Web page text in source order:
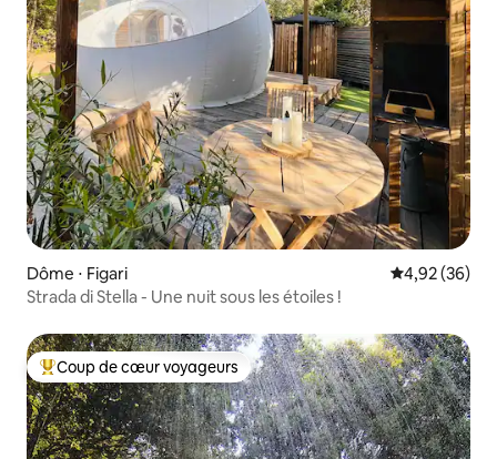
Dôme ⋅ Figari Évaluation
4,92 (36)
Strada di Stella - Une nuit sous les étoiles !
Coups de cœur voyageurs les plus appréciés
Coup de cœur voyageurs